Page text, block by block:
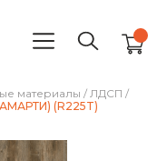
материалы / ЛДСП /
(R225T)